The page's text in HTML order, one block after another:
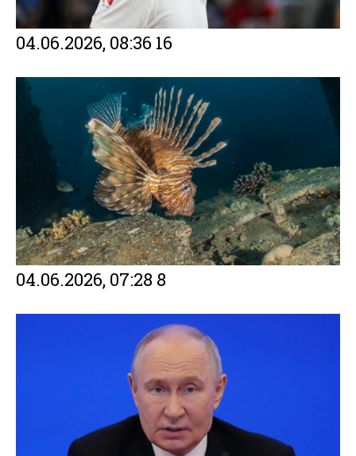
Facebook
Twitter
EmailGmail
ViberShare
Facebook
Twitter
EmailGmail
ViberShare
04.06.2026, 08:36 16
04.06.2026, 07:28 8